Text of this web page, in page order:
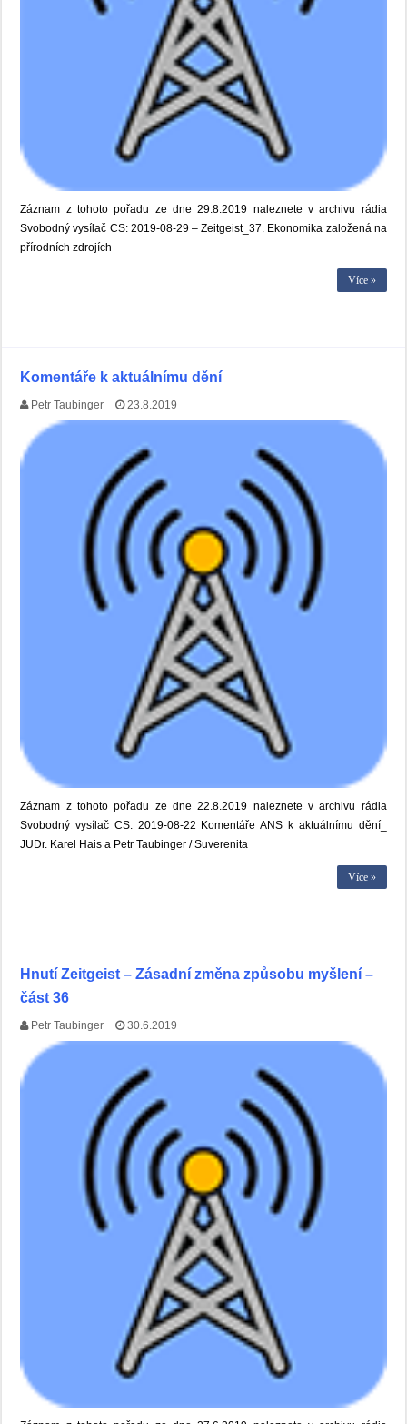
Záznam z tohoto pořadu ze dne 29.8.2019 naleznete v archivu rádia
Svobodný vysílač CS: 2019-08-29 – Zeitgeist_37. Ekonomika založená na
přírodních zdrojích
Více »
Komentáře k aktuálnímu dění
Petr Taubinger 23.8.2019
Záznam z tohoto pořadu ze dne 22.8.2019 naleznete v archivu rádia
Svobodný vysílač CS: 2019-08-22 Komentáře ANS k aktuálnímu dění_
JUDr. Karel Hais a Petr Taubinger / Suverenita
Více »
Hnutí Zeitgeist – Zásadní změna způsobu myšlení –
část 36
Petr Taubinger 30.6.2019